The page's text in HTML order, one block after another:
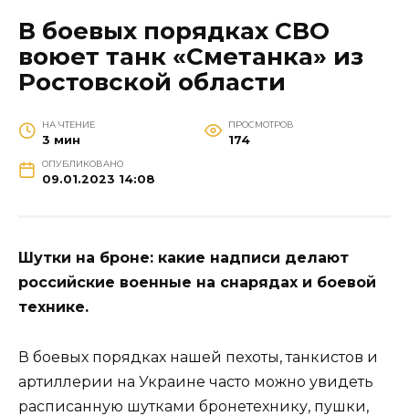
В боевых порядках СВО
воюет танк «Сметанка» из
Ростовской области
НА ЧТЕНИЕ
3 мин
ПРОСМОТРОВ
174
ОПУБЛИКОВАНО
09.01.2023 14:08
Шутки на броне: какие надписи делают
российские военные на снарядах и боевой
технике.
В боевых порядках нашей пехоты, танкистов и
артиллерии на Украине часто можно увидеть
расписанную шутками бронетехнику, пушки,